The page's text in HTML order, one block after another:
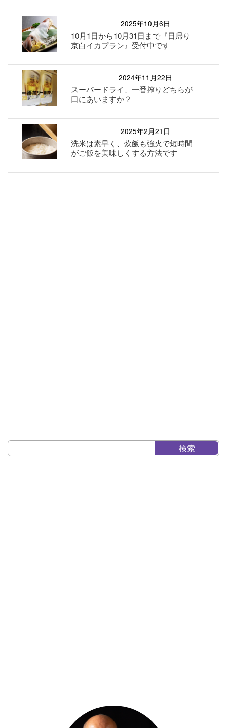
2025年10月6日
10月1日から10月31日まで『日帰り
京白イカプラン』受付中です
2024年11月22日
スーパードライ、一番搾りどちらが
口にあいますか？
2025年2月21日
洗米は素早く、炊飯も強火で短時間
がご飯を美味しくする方法です